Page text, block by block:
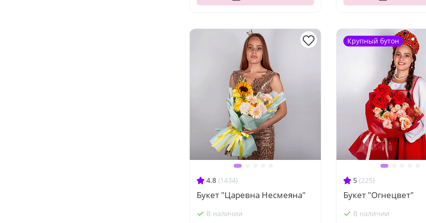
4.8 (1434)
Букет "Царевна Несмеяна"
В наличии
5 (225)
Букет "Огнецвет"
В наличии
Крупный бутон